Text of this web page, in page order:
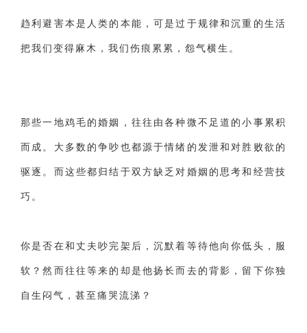
趋利避害本是人类的本能，可是过于规律和沉重的生活
把我们变得麻木，我们伤痕累累，怨气横生。
那些一地鸡毛的婚姻，往往由各种微不足道的小事累积
而成。大多数的争吵也都源于情绪的发泄和对胜败欲的
驱逐。而这些都归结于双方缺乏对婚姻的思考和经营技
巧。
你是否在和丈夫吵完架后，沉默着等待他向你低头，服
软？然而往往等来的却是他扬长而去的背影，留下你独
自生闷气，甚至痛哭流涕？